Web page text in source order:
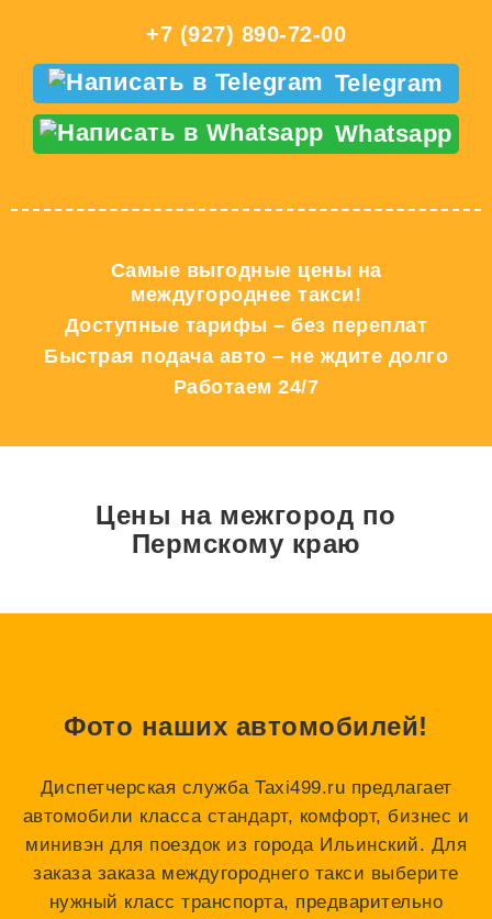
+7 (927) 890-72-00
Telegram
Whatsapp
Самые выгодные цены на
междугороднее такси!
Доступные тарифы – без переплат
Быстрая подача авто – не ждите долго
Работаем 24/7
Цены на межгород по
Пермскому краю
Фото наших автомобилей!
Диспетчерская служба Taxi499.ru предлагает
автомобили класса стандарт, комфорт, бизнес и
минивэн для поездок из города Ильинский. Для
заказа заказа междугороднего такси выберите
нужный класс транспорта, предварительно